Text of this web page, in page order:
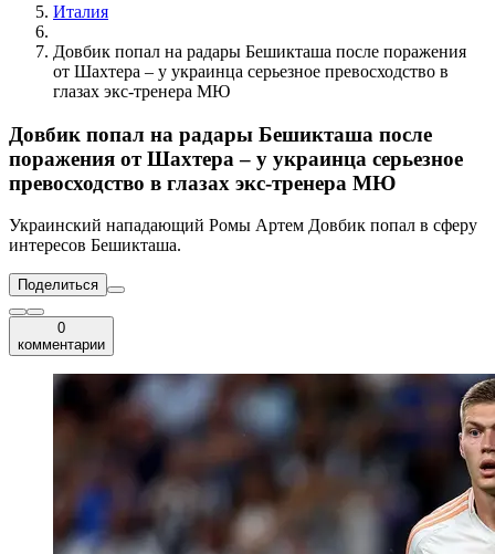
Италия
Довбик попал на радары Бешикташа после поражения
от Шахтера – у украинца серьезное превосходство в
глазах экс-тренера МЮ
Довбик попал на радары Бешикташа после
поражения от Шахтера – у украинца серьезное
превосходство в глазах экс-тренера МЮ
Украинский нападающий Ромы Артем Довбик попал в сферу
интересов Бешикташа.
Поделиться
0
комментарии